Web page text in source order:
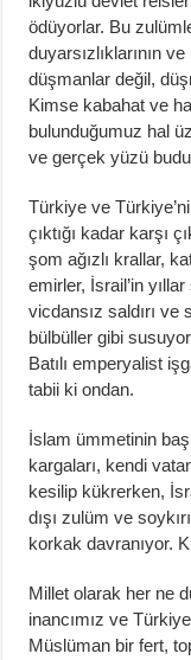
ödüyorlar. Bu
duyarsızlıklarının
düşmanlar değil,
Kimse kabahat ve
bulunduğumuz hal
ve gerçek yüzü
Türkiye ve
çıktığı kadar karşı
şom ağızlı krallar,
emirler, İsrail’in
vicdansız saldırı ve
bülbüller gibi
Batılı emperyalist
tabii ki ondan.
İslam ümmetinin
kargaları, kendi
kesilip kükrerken,
dışı zulüm ve
korkak davranıyor.
Millet olarak her ne
inancımız ve
Müslüman bir fert,